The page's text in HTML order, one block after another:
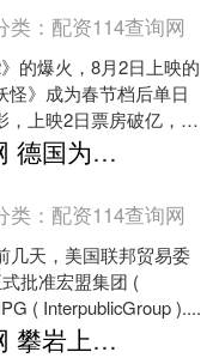
类： 配资114查询网
的爆火，8月2日上映的
怪》成为春节档后单日
，上映2日票房破亿，成
灵鼠动漫年初推出的哪
....
配资坊官网 德国为什么没有诞生广告巨头？
类： 配资114查询网
几天，美国联邦贸易委
批准宏盟集团 (
( InterpublicGroup )....
翻翻配资网 攀岩上瘾的年轻人，投资百万开岩馆